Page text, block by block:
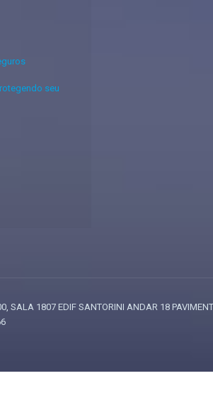
seu
1807 EDIF SANTORINI ANDAR 18